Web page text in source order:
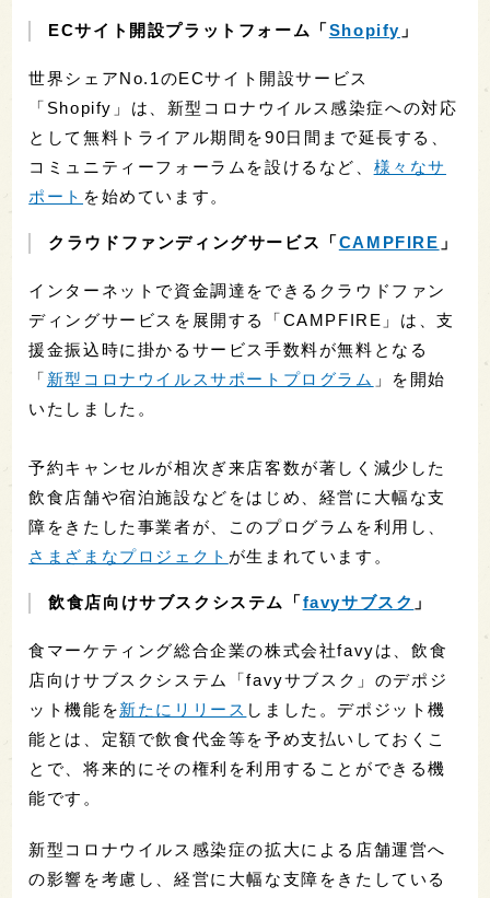
ECサイト開設プラットフォーム「 Shopify 」
世界シェアNo.1のECサイト開設サービス
「Shopify」は、新型コロナウイルス感染症への対応
として無料トライアル期間を90日間まで延長する、
コミュニティーフォーラムを設けるなど、 様々なサ
ポート を始めています。
クラウドファンディングサービス「 CAMPFIRE 」
インターネットで資金調達をできるクラウドファン
ディングサービスを展開する「CAMPFIRE」は、支
援金振込時に掛かるサービス手数料が無料となる
「 新型コロナウイルスサポートプログラム 」を開始
いたしました。
予約キャンセルが相次ぎ来店客数が著しく減少した
飲食店舗や宿泊施設などをはじめ、経営に大幅な支
障をきたした事業者が、このプログラムを利用し、
さまざまなプロジェクト が生まれています。
飲食店向けサブスクシステム「 favyサブスク 」
食マーケティング総合企業の株式会社favyは、飲食
店向けサブスクシステム「favyサブスク」のデポジ
ット機能を新たにリリース しました。デポジット機
能とは、定額で飲食代金等を予め支払いしておくこ
とで、将来的にその権利を利用することができる機
能です。
新型コロナウイルス感染症の拡大による店舗運営へ
の影響を考慮し、経営に大幅な支障をきたしている